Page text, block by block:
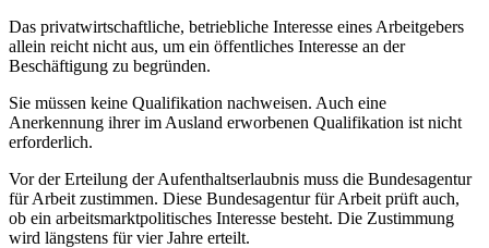
Das privatwirtschaftliche, betriebliche Interesse eines Arbeitgebers
allein reicht nicht aus, um ein öffentliches Interesse an der
Beschäftigung zu begründen.
Sie müssen keine Qualifikation nachweisen. Auch eine
Anerkennung ihrer im Ausland erworbenen Qualifikation ist nicht
erforderlich.
Vor der Erteilung der Aufenthaltserlaubnis muss die Bundesagentur
für Arbeit zustimmen. Diese Bundesagentur für Arbeit prüft auch,
ob ein arbeitsmarktpolitisches Interesse besteht. Die Zustimmung
wird längstens für vier Jahre erteilt.